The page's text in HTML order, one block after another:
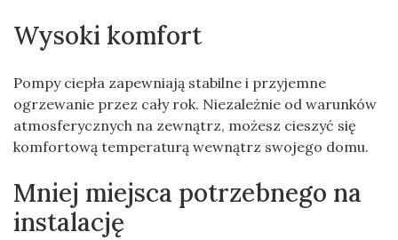
Wysoki komfort
Pompy ciepła zapewniają stabilne i przyjemne
ogrzewanie przez cały rok. Niezależnie od warunków
atmosferycznych na zewnątrz, możesz cieszyć się
komfortową temperaturą wewnątrz swojego domu.
Mniej miejsca potrzebnego na
instalację